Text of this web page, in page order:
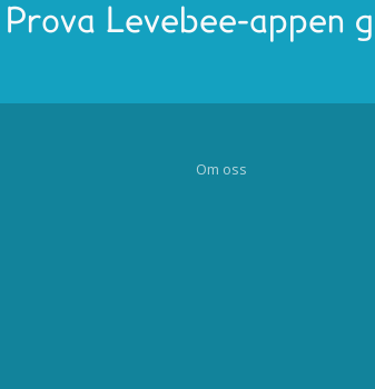
Prova Levebee-appen
Om oss